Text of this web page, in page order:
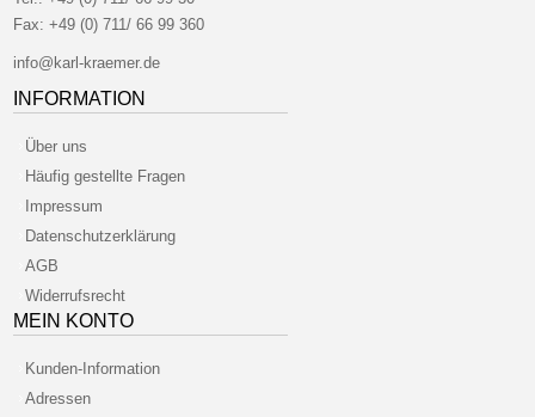
Fax: +49 (0) 711/ 66 99 360
info@karl-kraemer.de
INFORMATION
Über uns
Häufig gestellte Fragen
Impressum
Datenschutzerklärung
AGB
Widerrufsrecht
MEIN KONTO
Kunden-Information
Adressen